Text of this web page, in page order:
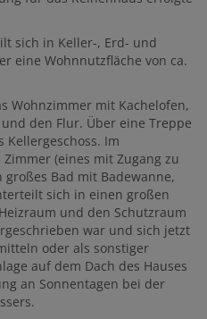
sich in Keller-, Erd- und
eine Wohnnutzfläche von ca.
Wohnzimmer mit Kachelofen,
den Flur. Über eine Treppe
Kellergeschoss. Im
(eines mit Zugang zu
Bad mit Badewanne,
sich in einen großen
und den Schutzraum
war und sich jetzt
oder als sonstiger
auf dem Dach des Hauses
an Sonnentagen bei der